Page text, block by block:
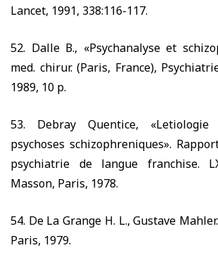
Lancet, 1991, 338:116-117.
52. Dalle В., «Psychanalyse et
med. chirur. (Paris, France),
1989, 10 p.
53. Debray Quentice, «Letiologie
psychoses schizophreniques».
psychiatrie de langue franchise.
Masson, Paris, 1978.
54. De La Grange H. L., Gustave
Paris, 1979.